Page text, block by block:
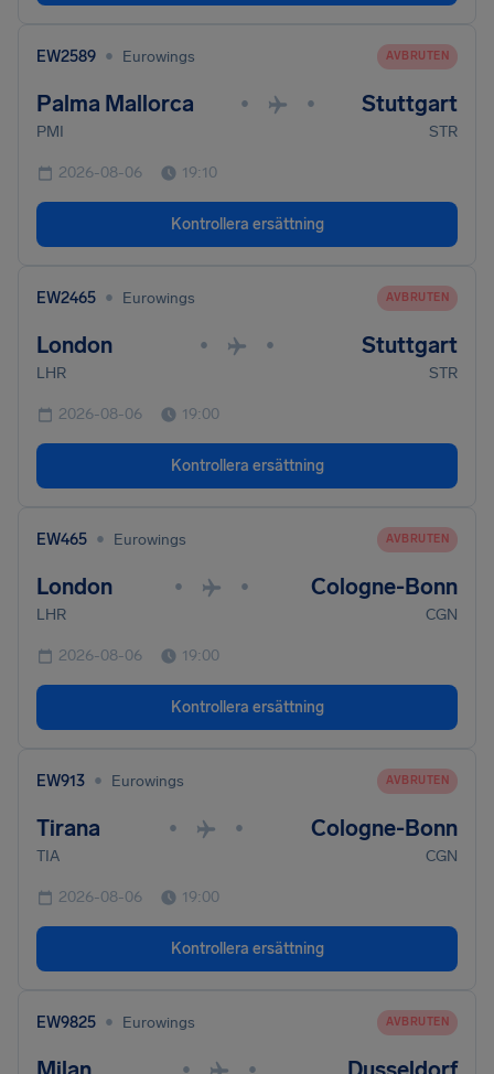
EW2589 • Eurowings AVBRUTEN
Palma Mallorca • • Stuttgart
PMI STR
2026-08-06 19:10
Kontrollera ersättning
EW2465 • Eurowings AVBRUTEN
London • • Stuttgart
LHR STR
2026-08-06 19:00
Kontrollera ersättning
EW465 • Eurowings AVBRUTEN
London • • Cologne-Bonn
LHR CGN
2026-08-06 19:00
Kontrollera ersättning
EW913 • Eurowings AVBRUTEN
Tirana • • Cologne-Bonn
TIA CGN
2026-08-06 19:00
Kontrollera ersättning
EW9825 • Eurowings AVBRUTEN
• •